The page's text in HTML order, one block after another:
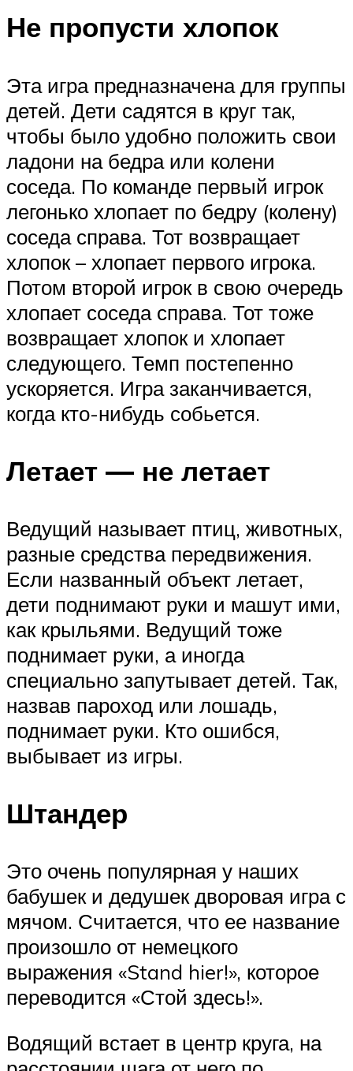
Не пропусти хлопок
Эта игра предназначена для группы
детей. Дети садятся в круг так,
чтобы было удобно положить свои
ладони на бедра или колени
соседа. По команде первый игрок
легонько хлопает по бедру (колену)
соседа справа. Тот возвращает
хлопок – хлопает первого игрока.
Потом второй игрок в свою очередь
хлопает соседа справа. Тот тоже
возвращает хлопок и хлопает
следующего. Темп постепенно
ускоряется. Игра заканчивается,
когда кто-нибудь собьется.
Летает — не летает
Ведущий называет птиц, животных,
разные средства передвижения.
Если названный объект летает,
дети поднимают руки и машут ими,
как крыльями. Ведущий тоже
поднимает руки, а иногда
специально запутывает детей. Так,
назвав пароход или лошадь,
поднимает руки. Кто ошибся,
выбывает из игры.
Штандер
Это очень популярная у наших
бабушек и дедушек дворовая игра с
мячом. Считается, что ее название
произошло от немецкого
выражения «Stand hier!», которое
переводится «Стой здесь!».
Водящий встает в центр круга, на